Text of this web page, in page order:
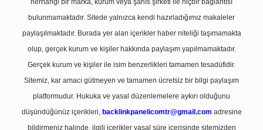
herhangi bir marka, kurum veya şahıs şirketi ile hiçbir bağlantısı
bulunmamaktadır. Sitede yalnızca kendi hazırladığımız makaleler
paylaşılmaktadır. Burada yer alan içerikler haber niteliği taşımamakta
olup, gerçek kurum ve kişiler hakkında paylaşım yapılmamaktadır.
Gerçek kurum ve kişiler ile isim benzerlikleri tamamen tesadüfidir.
Sitemiz, kar amacı gütmeyen ve tamamen ücretsiz bir bilgi paylaşım
platformudur. Hukuka ve yasal düzenlemelere aykırı olduğunu
düşündüğünüz içerikleri, backlinkpanelicomtr@gmail.com adresine
bildirmeniz halinde, ilgili içerikler yasal süre içerisinde sitemizden